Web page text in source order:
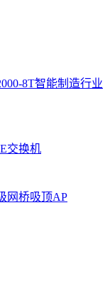
8T智能制造行业
交换机
网桥吸顶AP